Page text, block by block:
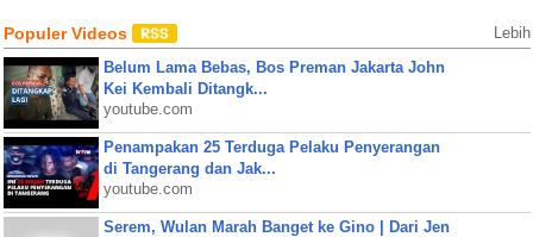
Populer Videos Lebih
Belum Lama Bebas, Bos Preman Jakarta John
Kei Kembali Ditangk...
youtube.com
Penampakan 25 Terduga Pelaku Penyerangan
di Tangerang dan Jak...
youtube.com
Serem, Wulan Marah Banget ke Gino | Dari Jen